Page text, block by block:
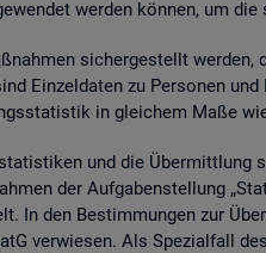
wer­den kön­nen, um
si­cher­ge­stellt
Ein­zel­da­ten zu Per­so­nen
in glei­chem Maße
und die Über­mitt­lung
der Auf­ga­ben­stel­lung
In den Be­stim­mun­gen zur
ver­wie­sen. Als Spe­zi­al­fall